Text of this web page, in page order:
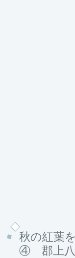
秋の紅葉
④ 郡上八